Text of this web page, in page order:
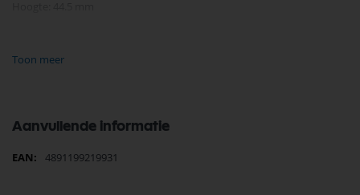
LR03
Toon meer
Aanvullende informatie
Meer
4891199219931